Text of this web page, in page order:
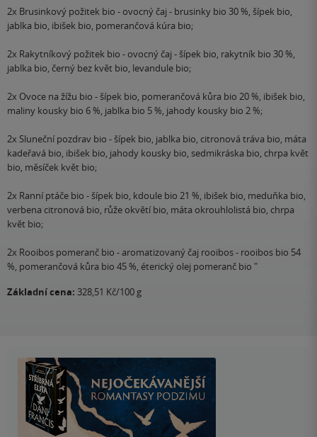
2x Brusinkový požitek bio - ovocný čaj - brusinky bio 30 %, šípek bio,
jablka bio, ibišek bio, pomerančová kúra bio;
2x Rakytníkový požitek bio - ovocný čaj - šípek bio, rakytník bio 30 %,
jablka bio, černý bez květ bio, levandule bio;
2x Ovoce na žížu bio - šípek bio, pomerančová kůra bio 20 %, ibišek bio,
maliny kousky bio 6 %, jablka bio 5 %, jahody kousky bio 2 %;
2x Sluneční pozdrav bio - šípek bio, jablka bio, citronová tráva bio, máta
kadeřavá bio, ibišek bio, jahody kousky bio, sedmikráska bio, chrpa květ
bio, měsíček květ bio;
2x Ranní ptáče bio - šípek bio, kdoule bio 21 %, ibišek bio, meduňka bio,
verbena citronová bio, růže okvětí bio, máta okrouhlolistá bio, chrpa
květ bio;
2x Rooibos pomeranč bio - aromatizovaný čaj rooibos - rooibos bio 54
%, pomerančová kůra bio 45 %, éterický olej pomeranč bio "
Základní cena: 328,51 Kč/100 g